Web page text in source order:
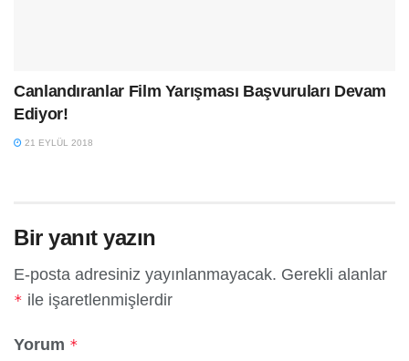
Canlandıranlar Film Yarışması Başvuruları Devam
Ediyor!
21 EYLÜL 2018
Bir yanıt yazın
E-posta adresiniz yayınlanmayacak. Gerekli alanlar
* ile işaretlenmişlerdir
Yorum *